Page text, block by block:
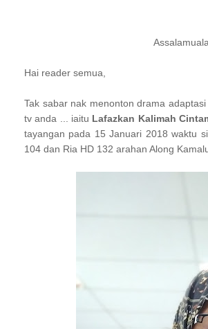
Hai reader semua,
Tak sabar nak menonton drama
tv anda ... iaitu Lafazkan Kalimah
tayangan pada 15 Januari 2018 waktu
104 dan Ria HD 132 arahan Along